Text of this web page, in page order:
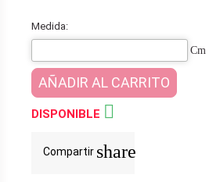
Medida:
Cm
AÑADIR AL CARRITO
DISPONIBLE 
Compartir share